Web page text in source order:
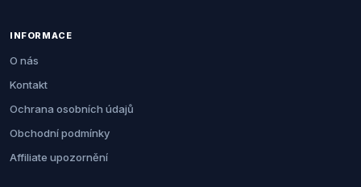
INFORMACE
O nás
Kontakt
Ochrana osobních údajů
Obchodní podmínky
Affiliate upozornění